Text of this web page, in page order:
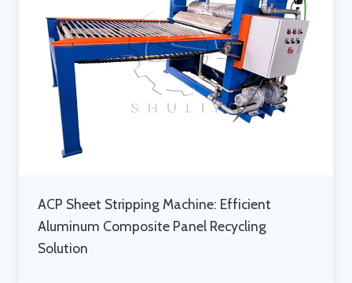
ACP Sheet Stripping Machine: Efficient
Aluminum Composite Panel Recycling
Solution